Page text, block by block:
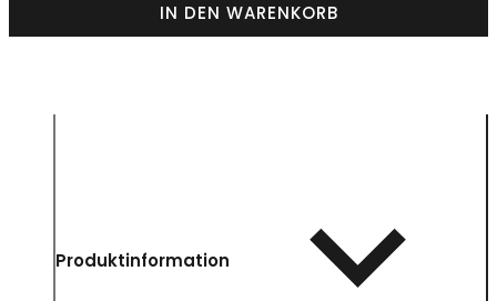
IN DEN WARENKORB
Produktinformation